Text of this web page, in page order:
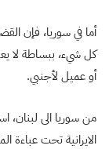
أما في سوريا، فإن
كل شيء، ببساطة لا
أو عميل لأجنبي.
من سوريا الى لبنان،
الايرانية تحت عباءة